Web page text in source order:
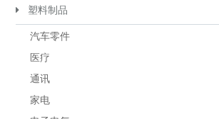
塑料制品
汽车零件
医疗
通讯
家电